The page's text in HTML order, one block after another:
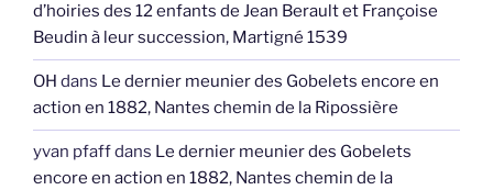
d’hoiries des 12 enfants de Jean Berault et Françoise
Beudin à leur succession, Martigné 1539
OH dans Le dernier meunier des Gobelets encore en
action en 1882, Nantes chemin de la Ripossière
yvan pfaffdans Le dernier meunier des Gobelets
encore en action en 1882, Nantes chemin de la